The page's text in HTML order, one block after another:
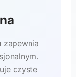
zapewnia
czyste